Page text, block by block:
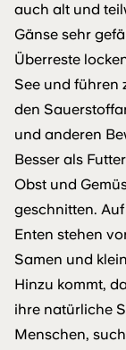
auch alt und
Gänse sehr
Überreste
See und führen
den
und anderen
Besser als
Obst und
geschnitten.
Enten stehen
Samen und
Hinzu kommt,
ihre natürliche
Menschen,